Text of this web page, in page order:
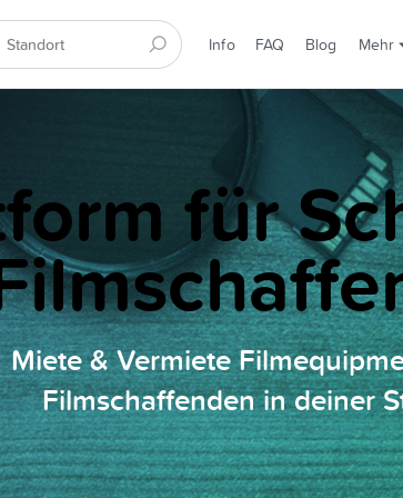
Info FAQ Blog Mehr
für
Miete & Vermiete
Filmschaffenden in deiner